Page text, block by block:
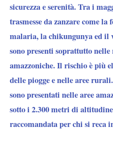
sicurezza e serenità. Tra i
trasmesse da zanzare come
malaria, la chikungunya ed il
sono presenti soprattutto nelle
amazzoniche. Il rischio è più
delle piogge e nelle aree
sono presentati nelle aree
sotto i 2.300 metri di
raccomandata per chi si reca